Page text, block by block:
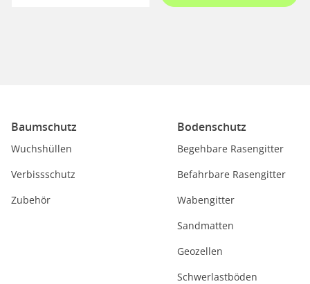
Baumschutz
Wuchshüllen
Verbissschutz
Zubehör
Bodenschutz
Begehbare Rasengitter
Befahrbare Rasengitter
Wabengitter
Sandmatten
Geozellen
Schwerlastböden